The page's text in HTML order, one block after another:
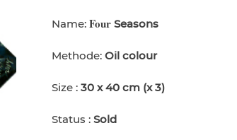
Name: FourSeasons
Methode: Oil colour
Size : 30 x 40 cm (x 3)
Status :Sold